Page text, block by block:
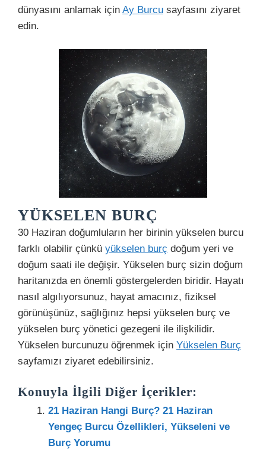
dünyasını anlamak için Ay Burcu sayfasını ziyaret
edin.
YÜKSELEN BURÇ
30 Haziran doğumluların her birinin yükselen burcu
farklı olabilir çünkü yükselen burç doğum yeri ve
doğum saati ile değişir. Yükselen burç sizin doğum
haritanızda en önemli göstergelerden biridir. Hayatı
nasıl algılıyorsunuz, hayat amacınız, fiziksel
görünüşünüz, sağlığınız hepsi yükselen burç ve
yükselen burç yönetici gezegeni ile ilişkilidir.
Yükselen burcunuzu öğrenmek için Yükselen Burç
sayfamızı ziyaret edebilirsiniz.
Konuyla İlgili Diğer İçerikler:
21 Haziran Hangi Burç? 21 Haziran
Yengeç Burcu Özellikleri, Yükseleni ve
Burç Yorumu